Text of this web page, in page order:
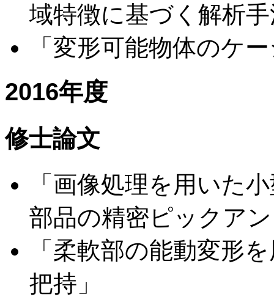
域特徴に基づく解析
「変形可能物体のケ
2016年度
修士論文
「画像処理を用いた
部品の精密ピックア
「柔軟部の能動変形
把持」